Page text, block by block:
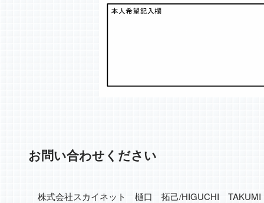
お問い合わせください
株式会社スカイネット 樋口 拓己/HIGUCHI TAKUMI